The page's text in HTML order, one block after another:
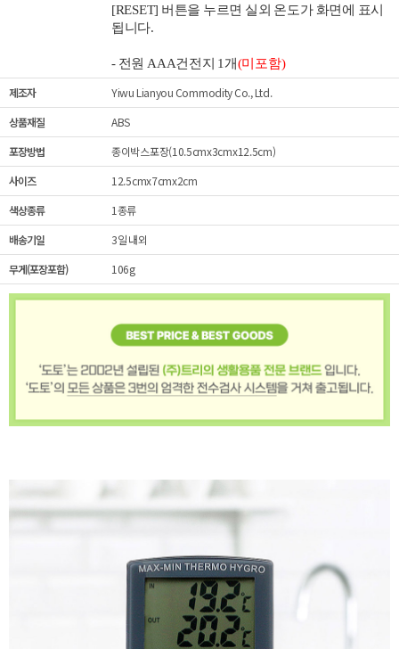
[RESET] 버튼을 누르면 실외 온도가 화면에 표시
됩니다.
- 전원 AAA건전지 1개(미포함)
제조자
Yiwu Lianyou Commodity Co., Ltd.
상품재질
ABS
포장방법
종이박스포장(10.5cmx3cmx12.5cm)
사이즈
12.5cmx7cmx2cm
색상종류
1종류
배송기일
3일 내외
무게(포장포함)
106g